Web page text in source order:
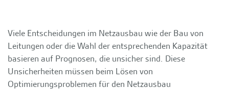
Viele Entscheidungen im Netzausbau wie der Bau von
Leitungen oder die Wahl der entsprechenden Kapazität
basieren auf Prognosen, die unsicher sind. Diese
Unsicherheiten müssen beim Lösen von
Optimierungsproblemen für den Netzausbau